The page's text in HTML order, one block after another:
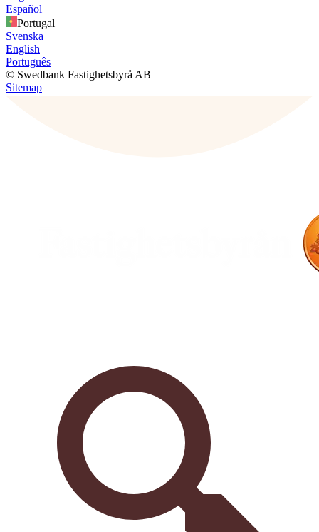
Español
Portugal
Svenska
English
Português
© Swedbank Fastighetsbyrå AB
Sitemap